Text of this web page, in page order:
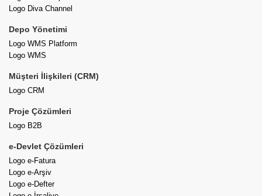
Logo Diva Channel
Depo Yönetimi
Logo WMS Platform
Logo WMS
Müşteri İlişkileri (CRM)
Logo CRM
Proje Çözümleri
Logo B2B
e-Devlet Çözümleri
Logo e-Fatura
Logo e-Arşiv
Logo e-Defter